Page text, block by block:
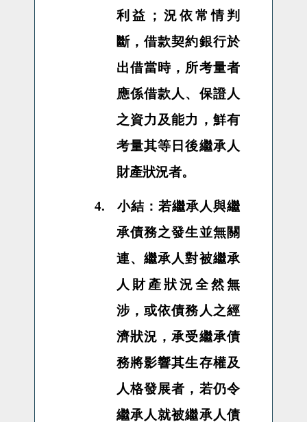
利益；況依常情判
斷，借款契約銀行於
出借當時，所考量者
應係借款人、保證人
之資力及能力，鮮有
考量其等日後繼承人
財產狀況者。
4.
小結：若繼承人與繼
承債務之發生並無關
連、繼承人對被繼承
人財產狀況全然無
涉，或依債務人之經
濟狀況，承受繼承債
務將影響其生存權及
人格發展者，若仍令
繼承人就被繼承人債